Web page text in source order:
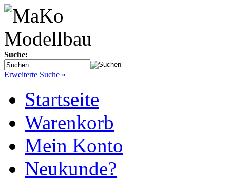
Suche:
Erweiterte Suche »
Startseite
Warenkorb
Mein Konto
Neukunde?